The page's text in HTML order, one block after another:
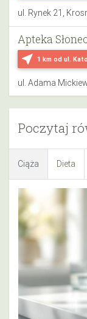
ul. Rynek 21,
near_me 1 km od ul.
Apteka
ul. Adama
Poczytaj
Ciąża Dieta